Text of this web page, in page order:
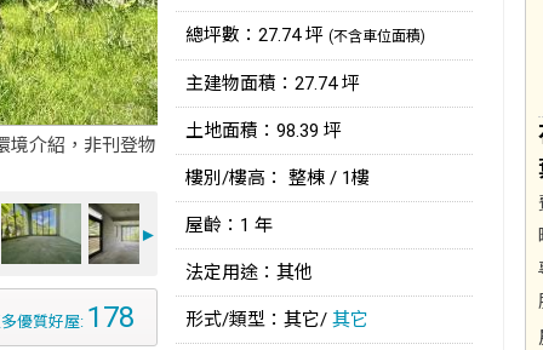
境介紹，非刊登物
►
優質好屋: 178
總坪數：27.74 坪 (不含車位面積)
主建物面積：27.74 坪
土地面積：98.39 坪
樓別/樓高： 整棟 / 1樓
屋齡：1 年
法定用途：其他
形式/類型：其它/ 其它